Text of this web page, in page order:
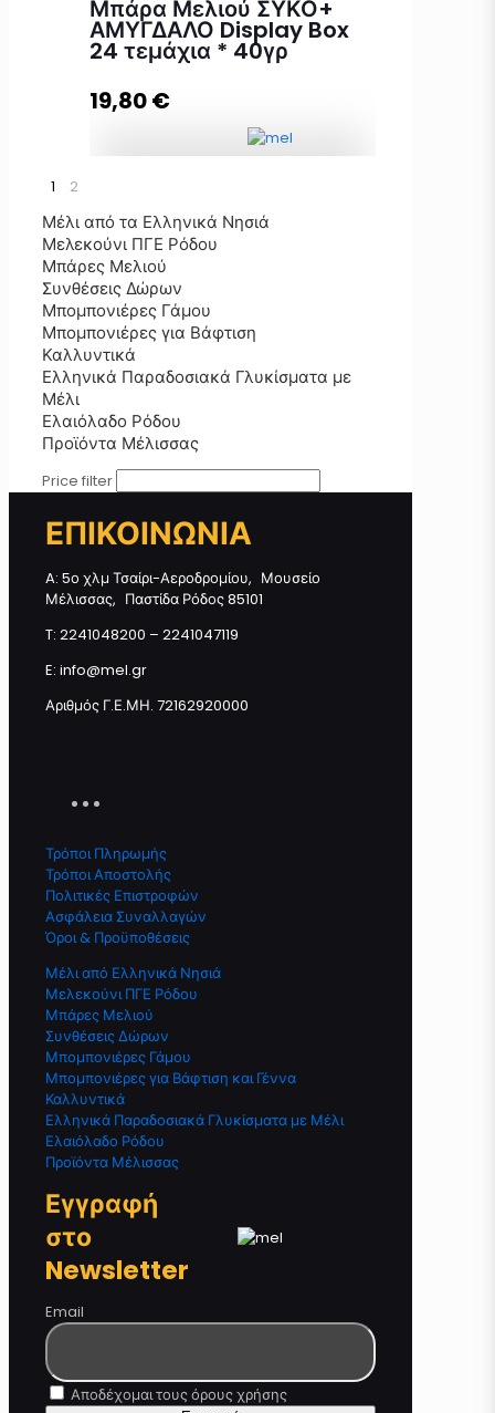
Μπάρα Μελιού ΣΥΚΟ+
ΑΜΥΓΔΑΛΟ Display Box
24 τεμάχια * 40γρ
19,80€
Display Box 24 τεμάχια * 40γρ
ποσότητα
Προσθήκη στο καλάθι
1 2
Μέλι από τα Ελληνικά Νησιά
Μελεκούνι ΠΓΕ Ρόδου
Μπάρες Μελιού
Συνθέσεις Δώρων
Μπομπονιέρες Γάμου
Μπομπονιέρες για Βάφτιση
Καλλυντικά
Ελληνικά Παραδοσιακά Γλυκίσματα με
Μέλι
Ελαιόλαδο Ρόδου
Προϊόντα Μέλισσας
Price filter
ΕΠΙΚΟΙΝΩΝΙΑ
A: 5ο χλμ Τσαίρι-Αεροδρομίου, Μουσείο
Μέλισσας, Παστίδα Ρόδος 85101
T: 2241048200 – 2241047119
E: info@mel.gr
Αριθμός Γ.Ε.ΜΗ. 72162920000
Τρόποι Πληρωμής
Τρόποι Αποστολής
Πολιτικές Επιστροφών
Ασφάλεια Συναλλαγών
Όροι & Προϋποθέσεις
Μέλι από Ελληνικά Νησιά
Μελεκούνι ΠΓΕ Ρόδου
Μπάρες Μελιού
Συνθέσεις Δώρων
Μπομπονιέρες Γάμου
Μπομπονιέρες για Βάφτιση και Γέννα
Καλλυντικά
Ελληνικά Παραδοσιακά Γλυκίσματα με Μέλι
Ελαιόλαδο Ρόδου
Προϊόντα Μέλισσας
Εγγραφή
στο
Newsletter
Email
Αποδέχομαι τους όρους χρήσης